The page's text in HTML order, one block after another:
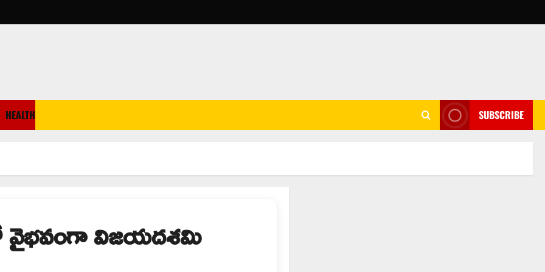
HEALTH SUBSCRIBE
విజయదశమి